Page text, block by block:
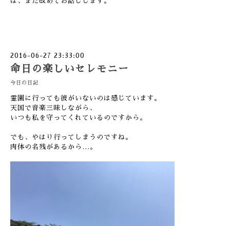
2016-06-27 23:33:00
命日の楽しいセレモニー
今日の日記
霊園に行っても彼がいないのは感じています。
天国で音楽三昧しながら、
いつも私を守ってくれているのですから。
でも、やはり行ってしまうのですね。
肉体の名残があるから…。